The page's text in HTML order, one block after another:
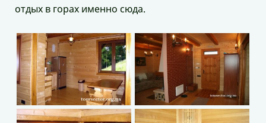
отдых в горах именно сюда.